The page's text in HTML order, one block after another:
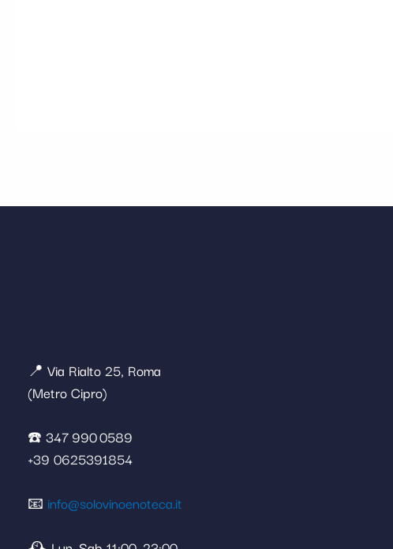
📍 Via Rialto 25, Roma
(Metro Cipro)
☎️ 347 990 0589
+39 0625391854
📧 info@solovinoenoteca.it